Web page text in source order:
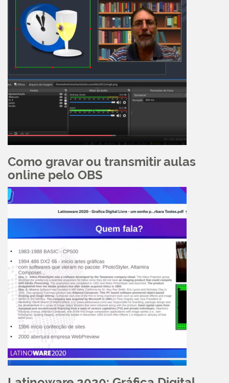
Como gravar ou transmitir aulas
online pelo OBS